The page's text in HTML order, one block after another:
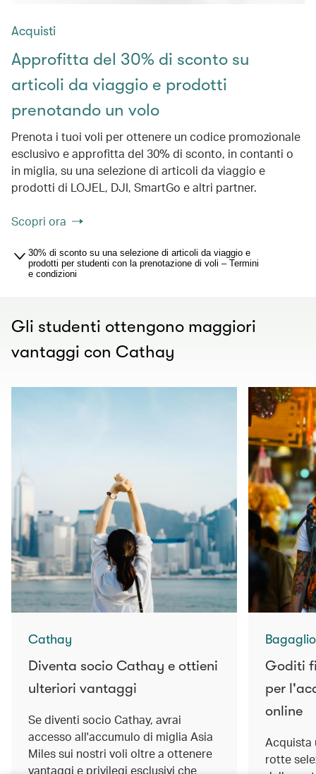
Acquisti
Approfitta del 30% di sconto su
articoli da viaggio e prodotti
prenotando un volo
Prenota i tuoi voli per ottenere un codice promozionale
esclusivo e approfitta del 30% di sconto, in contanti o
in miglia, su una selezione di articoli da viaggio e
prodotti di LOJEL, DJI, SmartGo e altri partner.
Scopri ora
30% di sconto su una selezione di articoli da viaggio e
prodotti per studenti con la prenotazione di voli – Termini
e condizioni
Gli studenti ottengono maggiori
vantaggi con Cathay
Cathay
Diventa socio Cathay e ottieni
ulteriori vantaggi
Se diventi socio Cathay, avrai
accesso all'accumulo di miglia Asia
Miles sui nostri voli oltre a ottenere
vantaggi e privilegi esclusivi che
Goditi
per
online
Acquista
rotte